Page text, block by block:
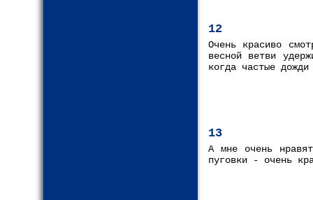
12
Очень красиво
весной ветви
когда частые
13
А мне очень
пуговки - очень